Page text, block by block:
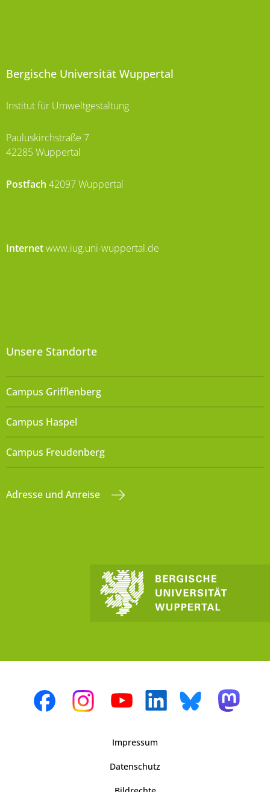
Bergische Universität Wuppertal
Institut für Umweltgestaltung
Pauluskirchstraße 7
42285 Wuppertal
Postfach 42097 Wuppertal
Internetwww.iug.uni-wuppertal.de
Unsere Standorte
Campus Grifflenberg
Campus Haspel
Campus Freudenberg
Adresse und Anreise
Impressum
Datenschutz